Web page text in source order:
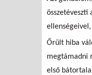
összetéveszti
Őrült hiba
megtámadni
első